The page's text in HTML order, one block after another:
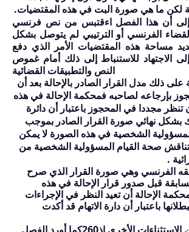
لكن ما هي صورة البت في هذه المقتضيات.
إلى أن هذا الفصل اءقتبس من نص فرنسي
الفرنسي أو الترتيبي لم يتوصل بشكل
مساحة هذه المقتضيات الأمر الذي دفع
الاجتهاد للاستنباط إلى ذلك أمام غموص
النص والتطبيقات القضائية
ذلك مدل القرار الصادر بالإحالة بعد أن
بإرجاعه لصاحبه فمحكمة الإحالة في هذه
تنظر مجددا في المحجوز باعتبار أن دائرة
بشكل نهائي صورة القرار الصادر بموجب
الشخصية في هذه الصورة لا يمكن
صحة القيام المسؤولية الشخصية من
.
الفرنسي وهي صورة القرار الذي صرح
قبل صدور قرار الإحالة في هذه
الإحالة أن تعيد النظر في الإجراءات
باعتبار أن دارة الاتهام قد أكدت